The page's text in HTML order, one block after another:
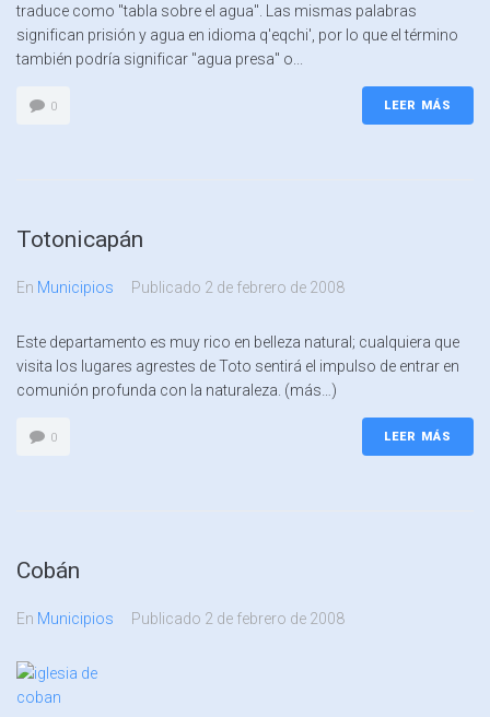
traduce como "tabla sobre el agua". Las mismas palabras
significan prisión y agua en idioma q'eqchi', por lo que el término
también podría significar "agua presa" o...
0 LEER MÁS
Totonicapán
En Municipios Publicado 2 de febrero de 2008
Este departamento es muy rico en belleza natural; cualquiera que
visita los lugares agrestes de Toto sentirá el impulso de entrar en
comunión profunda con la naturaleza. (más…)
0 LEER MÁS
Cobán
En Municipios Publicado 2 de febrero de 2008